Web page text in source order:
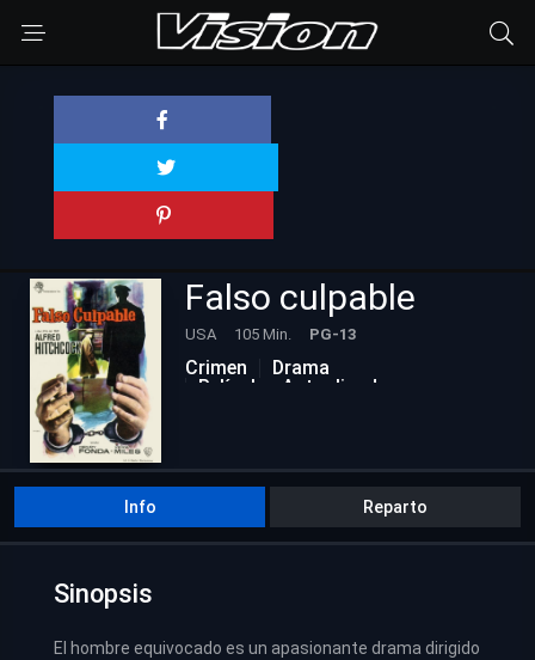
Falso culpable
USA 105 Min. PG-13
Crimen
Drama
Películas Actualizadas
Info Reparto
Sinopsis
El hombre equivocado es un apasionante drama dirigido